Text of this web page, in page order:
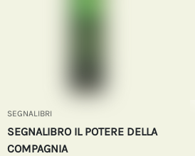
SEGNALIBRI
SEGNALIBRO IL POTERE DELLA
COMPAGNIA